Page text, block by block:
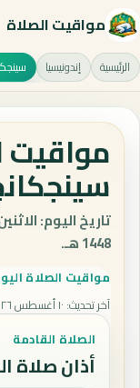
مواقيت الصلاة
الرئيسية إندونيسيا
مواقيت
1448 هـ.
مواقيت الصلاة
آخر تحديث: ١٠ أغسطس ٢٠٢٦ في ١٢:٠٦ ص
الصلاة القادمة
أذان صلاة